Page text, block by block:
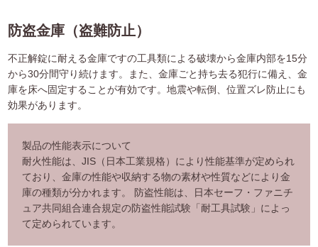
防盗金庫（盗難防止）
不正解錠に耐える金庫ですの工具類による破壊から金庫内部を15分
から30分間守り続けます。また、金庫ごと持ち去る犯行に備え、金
庫を床へ固定することが有効です。地震や転倒、位置ズレ防止にも
効果があります。
製品の性能表示について
耐火性能は、JIS（日本工業規格）により性能基準が定められ
ており、金庫の性能や収納する物の素材や性質などにより金
庫の種類が分かれます。 防盗性能は、日本セーフ・ファニチ
ュア共同組合連合規定の防盗性能試験「耐工具試験」によっ
て定められています。